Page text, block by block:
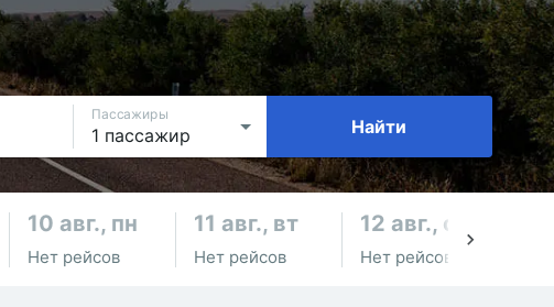
Пассажиры
Найти
10 авг., пн
Нет рейсов
11 авг., вт
Нет рейсов
12 авг., ср
Нет рейсов